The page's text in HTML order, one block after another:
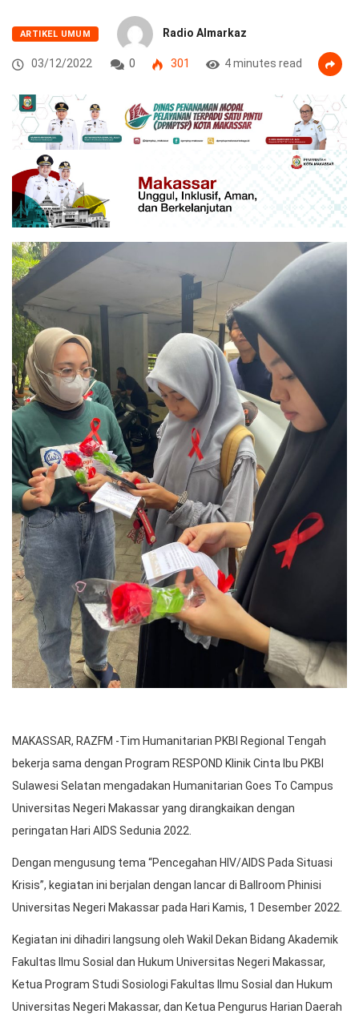
ARTIKEL UMUM Radio Almarkaz
03/12/2022 0 301 4 minutes read
MAKASSAR, RAZFM -Tim Humanitarian PKBI Regional Tengah
bekerja sama dengan Program RESPOND Klinik Cinta Ibu PKBI
Sulawesi Selatan mengadakan Humanitarian Goes To Campus
Universitas Negeri Makassar yang dirangkaikan dengan
peringatan Hari AIDS Sedunia 2022.
Dengan mengusung tema “Pencegahan HIV/AIDS Pada Situasi
Krisis”, kegiatan ini berjalan dengan lancar di Ballroom Phinisi
Universitas Negeri Makassar pada Hari Kamis, 1 Desember 2022.
Kegiatan ini dihadiri langsung oleh Wakil Dekan Bidang Akademik
Fakultas Ilmu Sosial dan Hukum Universitas Negeri Makassar,
Ketua Program Studi Sosiologi Fakultas Ilmu Sosial dan Hukum
Universitas Negeri Makassar, dan Ketua Pengurus Harian Daerah